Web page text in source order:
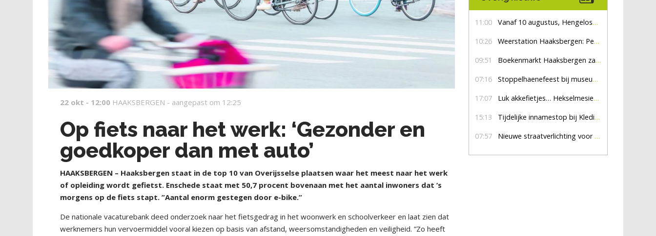
22 okt - 12:00 HAAKSBERGEN - aangepast om 12:25
Op fiets naar het werk: ‘Gezonder en
goedkoper dan met auto’
HAAKSBERGEN – Haaksbergen staat in de top 10 van Overijsselse plaatsen waar het meest naar het werk
of opleiding wordt gefietst. Enschede staat met 50,7 procent bovenaan met het aantal inwoners dat ’s
morgens op de fiets stapt. ”Aantal enorm gestegen door e-bike.”
De nationale vacaturebank deed onderzoek naar het fietsgedrag in het woonwerk en schoolverkeer en laat zien dat
werknemers hun vervoermiddel vooral kiezen op basis van afstand, weersomstandigheden en veiligheid. ”Zo heeft
11:00 Vanaf 10 augustus, Hengelosestraat drie weken dicht voor doorgaand verkeer
10:26 Weerstation Haaksbergen: Perioden met zon en droog
09:51 Boekenmarkt Haaksbergen zaterdag 8 augustus, marktplein Haaksbergen
07:16 Stoppelhaenefeest bij museum De Lebbenbrugge
17:07 Luk akkefietjes… HekselmesienHarry
15:13 Tijdelijke innamestop bij Kledingbank Stefania
07:57 Nieuwe straatverlichting voor De Veldmaat en De Pas